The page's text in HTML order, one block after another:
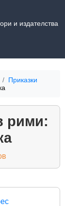
и издателства
Приказки
рими: